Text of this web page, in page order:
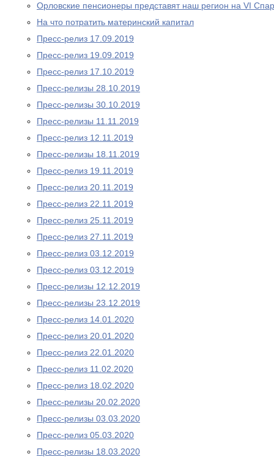
Орловские пенсионеры представят наш регион на VI
На что потратить материнский капитал
Пресс-релиз 17.09.2019
Пресс-релиз 19.09.2019
Пресс-релиз 17.10.2019
Пресс-релизы 28.10.2019
Пресс-релизы 30.10.2019
Пресс-релизы 11.11.2019
Пресс-релиз 12.11.2019
Пресс-релизы 18.11.2019
Пресс-релиз 19.11.2019
Пресс-релиз 20.11.2019
Пресс-релиз 22.11.2019
Пресс-релиз 25.11.2019
Пресс-релиз 27.11.2019
Пресс-релиз 03.12.2019
Пресс-релиз 03.12.2019
Пресс-релизы 12.12.2019
Пресс-релизы 23.12.2019
Пресс-релиз 14.01.2020
Пресс-релиз 20.01.2020
Пресс-релиз 22.01.2020
Пресс-релиз 11.02.2020
Пресс-релиз 18.02.2020
Пресс-релизы 20.02.2020
Пресс-релизы 03.03.2020
Пресс-релиз 05.03.2020
Пресс-релизы 18.03.2020